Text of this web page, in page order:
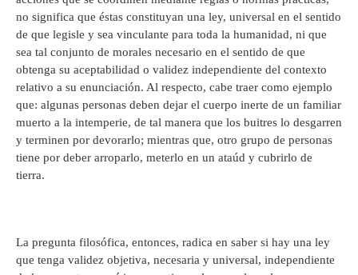
no significa que éstas constituyan una ley, universal en el sentido
de que legisle y sea vinculante para toda la humanidad, ni que
sea tal conjunto de morales necesario en el sentido de que
obtenga su aceptabilidad o validez independiente del contexto
relativo a su enunciación. Al respecto, cabe traer como ejemplo
que: algunas personas deben dejar el cuerpo inerte de un familiar
muerto a la intemperie, de tal manera que los buitres lo desgarren
y terminen por devorarlo; mientras que, otro grupo de personas
tiene por deber arroparlo, meterlo en un ataúd y cubrirlo de
tierra.
La pregunta filosófica, entonces, radica en saber si hay una ley
que tenga validez objetiva, necesaria y universal, independiente